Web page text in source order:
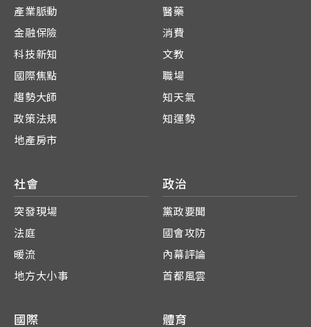
產業脈動
金融保險
科技新知
國際焦點
趨勢大師
政策法規
地產房市
醫藥
消費
文教
職場
知天氣
知運勢
社會
突發現場
法庭
暖流
地方大小事
政治
黨政要聞
國會攻防
內幕評論
首都風雲
國際 體育